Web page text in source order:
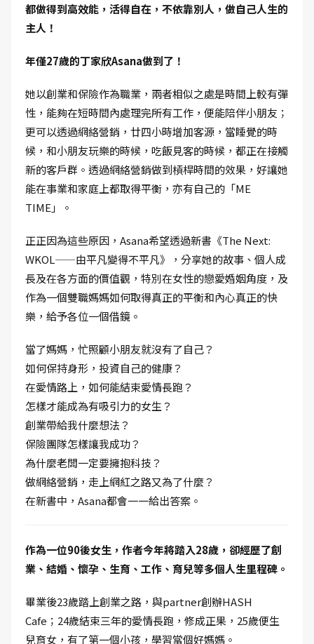
都做得到高效能，活得自在，不依靠別人，做自己人生的
主人！
年僅27歲的丁家欣Asana做到了！
她以創業和保險作為職業，兩者相似之處是時間上較有彈
性，能夠在短時間內處理完所有工作，便能陪伴小朋友；
更可以透過網絡營銷，廿四小時增加客源，當睡覺的時
候，和小朋友玩樂的時候，吃飯見客的時候，都正在接觸
新的客戶群。透過網絡營銷做到槓桿時間的效果，好讓她
能在事業和家庭上都取得平衡，亦有自己的「ME
TIME」。
正正因為這些原因，Asana希望透過新書《The Next:
WKOL——由平凡變得不平凡》，分享她的故事、個人成
長及在各方面的價值觀，特別在女性的戀愛婚姻角度，及
作為一個雙職媽媽如何取得真正的平衡和內心真正的快
樂，給予各位一個借鏡。
當了媽媽，忙照顧小朋友就沒有了自己？
如何保持身形，投資自己的健康？
在愛情路上，如何能結束愛情長跑？
怎樣才能成為有吸引力的女生？
創業帶給我什麼想法？
保險團隊怎樣讓我成功？
為什麼老闆一定要擁抱科技？
做網絡營銷，走上網紅之路又為了什麼？
在新書中，Asana都會一一給出答案。
作為一位90後女生，作者今年將踏入28歲，卻經歷了創
業、結婚、懷孕、生育、工作、育兒等多個人生里程碑。
畢業後23歲踏上創業之路，與partner創辦HASHﾠ
Cafe；24歲結束三年的愛情長跑，修成正果，25歲便生
兒育女，有了第一個小孩，學習當個好媽媽。